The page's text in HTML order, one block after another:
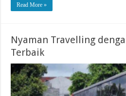
Read More »
Nyaman Travelling
Terbaik